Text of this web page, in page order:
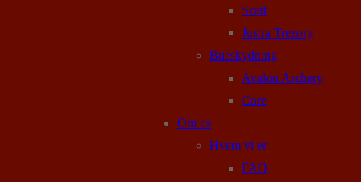
Scatt
Justra Trezory
Bueskydning
Avalon Archery
Core
Om os
Hvem vi er
FAQ